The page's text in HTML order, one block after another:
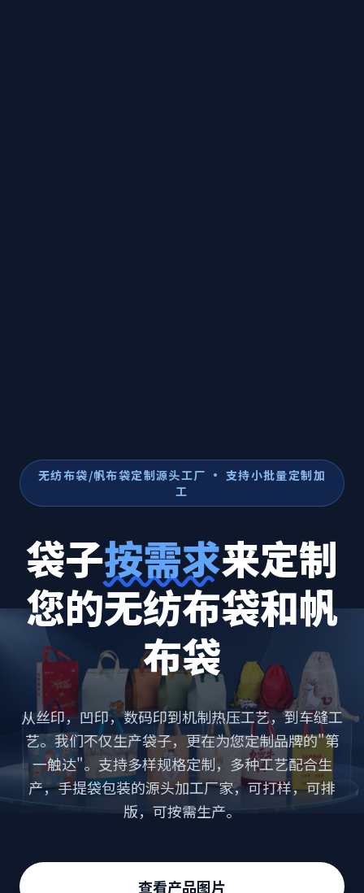
无纺布袋/帆布袋定制源头工厂 · 支持小批量定制加
工
袋子按需求来定制
您的无纺布袋和帆
布袋
从丝印，凹印，数码印到机制热压工艺，到车缝工
艺。我们不仅生产袋子，更在为您定制品牌的"第
一触达"。支持多样规格定制，多种工艺配合生
产，手提袋包装的源头加工厂家，可打样，可排
版，可按需生产。
查看产品图片